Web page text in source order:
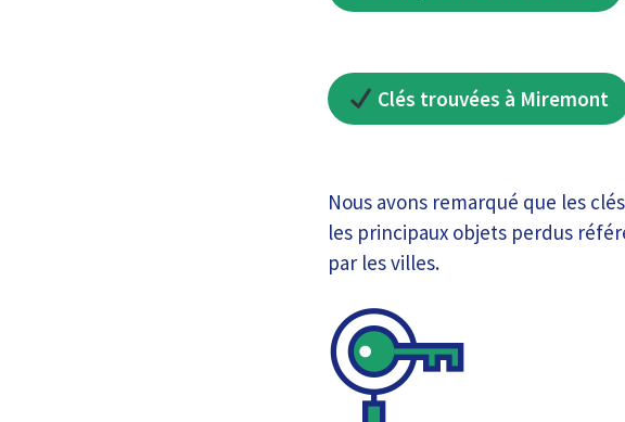
Clés trouvées à Miremont
Nous avons remarqué que les
les principaux objets perdus
par les villes.